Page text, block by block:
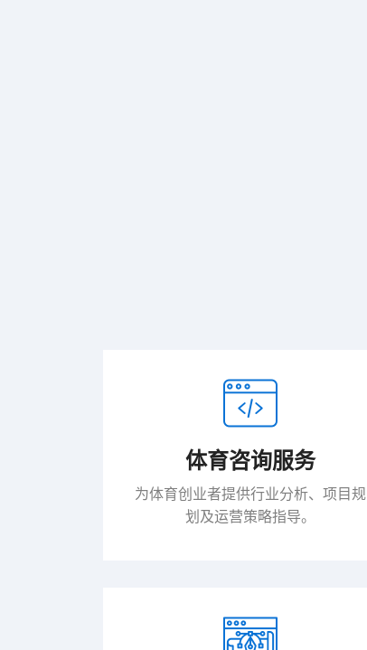
体育咨询服务
为体育创业者提供行业分析、项目规
划及运营策略指导。